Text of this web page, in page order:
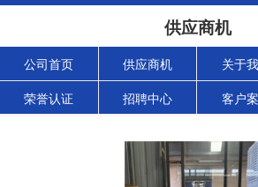
供应商机
公司首页 供应商机 关于
荣誉认证 招聘中心 客户